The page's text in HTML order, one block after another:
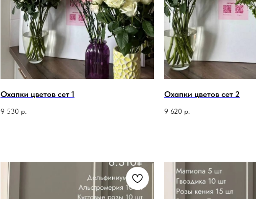
Охапки цветов сет 1
9 530 р.
Охапки цветов сет 2
9 620 р.